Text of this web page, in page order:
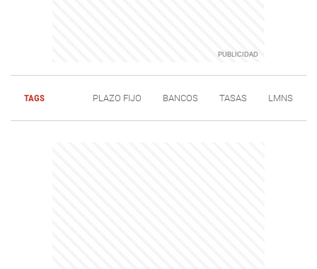
TAGS PLAZO FIJO BANCOS TASAS LMNS